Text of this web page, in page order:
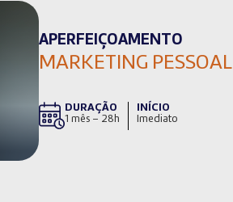
APERFEIÇOAMENTO
MARKETING PESSOAL
DURAÇÃO
1 mês – 28h
INÍCIO
Imediato